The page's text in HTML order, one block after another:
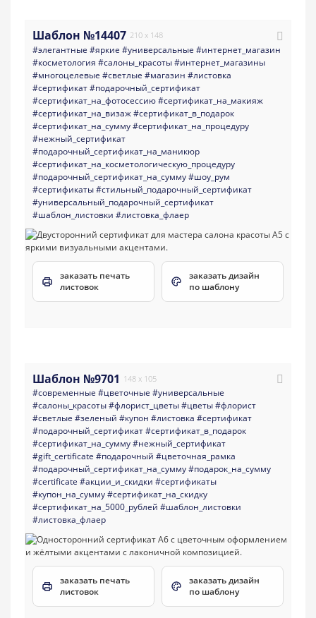
Шаблон №14407 210 x 148
#элегантные #яркие #универсальные #интернет_магазин
#косметология #салоны_красоты#интернет_магазины
#многоцелевые #светлые #магазин #листовка
#сертификат#подарочный_сертификат
#сертификат_на_фотосессию#сертификат_на_макияж
#сертификат_на_визаж#сертификат_в_подарок
#сертификат_на_сумму#сертификат_на_процедуру
#нежный_сертификат
#подарочный_сертификат_на_маникюр
#сертификат_на_косметологическую_процедуру
#подарочный_сертификат_на_сумму#шоу_рум
#сертификаты#стильный_подарочный_сертификат
#универсальный_подарочный_сертификат
#шаблон_листовки #листовка_флаер
заказать печать
листовок
заказать дизайн
по шаблону
Шаблон №9701 148 x 105
#современные #цветочные #универсальные
#салоны_красоты#флорист_цветы#цветы#флорист
#светлые #зеленый #купон #листовка #сертификат
#подарочный_сертификат#сертификат_в_подарок
#сертификат_на_сумму#нежный_сертификат
#gift_certificate #подарочный #цветочная_рамка
#подарочный_сертификат_на_сумму#подарок_на_сумму
#certificate #акции_и_скидки #сертификаты
#купон_на_сумму#сертификат_на_скидку
#сертификат_на_5000_рублей #шаблон_листовки
#листовка_флаер
заказать печать
листовок
заказать дизайн
по шаблону